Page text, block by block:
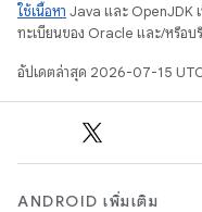
ใช้เนื้อหา Java และ OpenJDK เ
ทะเบียนของ Oracle และ/หรือบ
อัปเดตล่าสุด 2026-07-15
ANDROID เพิ่มเติม